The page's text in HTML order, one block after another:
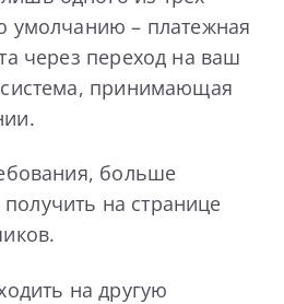
умолчанию – платежная
через переход на ваш
принимающая
больше
на странице
на другую